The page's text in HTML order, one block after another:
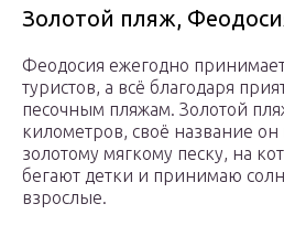
Золотой пляж,
Феодосия ежегодно принимает
туристов, а всё благодаря
песочным пляжам. Золотой
километров, своё название он
золотому мягкому песку, на
бегают детки и принимаю
взрослые.